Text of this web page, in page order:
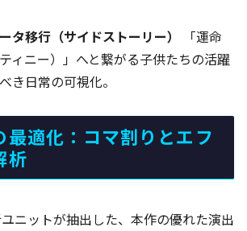
タ移行（サイドストーリー）
「運命
ィニー）」へと繋がる子供たちの活躍
き日常の可視化。
最適化：コマ割りとエフ
析
ニットが抽出した、本作の優れた演出